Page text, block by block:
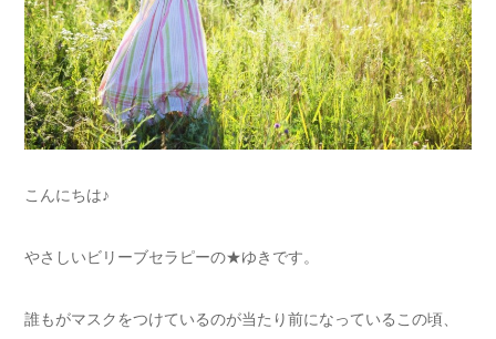
こんにちは♪
やさしいビリーブセラピーの★ゆきです。
誰もがマスクをつけているのが当たり前になっているこの頃、